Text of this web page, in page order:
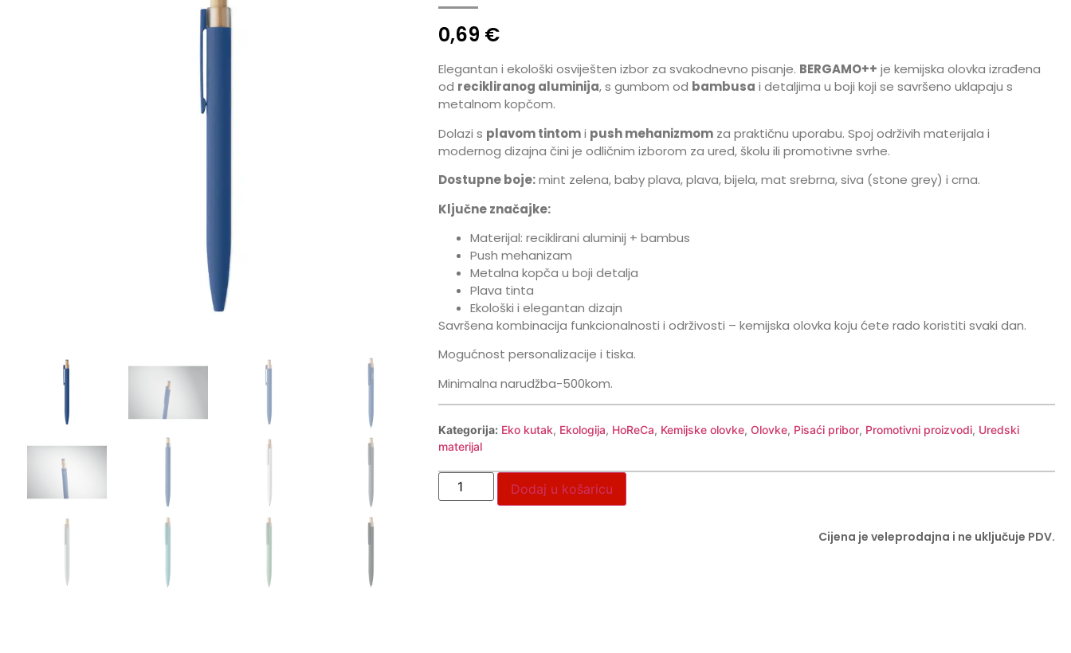
0,69 €
Elegantan i ekološki osviješten izbor za svakodnevno pisanje. BERGAMO++ je kemijska olovka izrađena
od recikliranog aluminija, s gumbom od bambusa i detaljima u boji koji se savršeno uklapaju s
metalnom kopčom.
Dolazi s plavom tintomi push mehanizmomza praktičnu uporabu. Spoj održivih materijala i
modernog dizajna čini je odličnim izborom za ured, školu ili promotivne svrhe.
Dostupne boje:mint zelena, baby plava, plava, bijela, mat srebrna, siva (stone grey) i crna.
Ključne značajke:
Materijal: reciklirani aluminij + bambus
Push mehanizam
Metalna kopča u boji detalja
Plava tinta
Ekološki i elegantan dizajn
Savršena kombinacija funkcionalnosti i održivosti – kemijska olovka koju ćete rado koristiti svaki dan.
Mogućnost personalizacije i tiska.
Minimalna narudžba-500kom.
Kategorija: Eko kutak, Ekologija, HoReCa, Kemijske olovke, Olovke, Pisaći pribor, Promotivni proizvodi, Uredski
materijal
Dodaj u košaricu
Cijena je veleprodajna i ne uključuje PDV.